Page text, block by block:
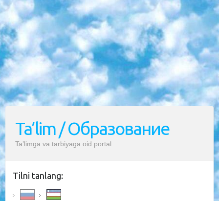
Ta’lim / Образование
Ta’limga va tarbiyaga oid portal
Tilni tanlang: